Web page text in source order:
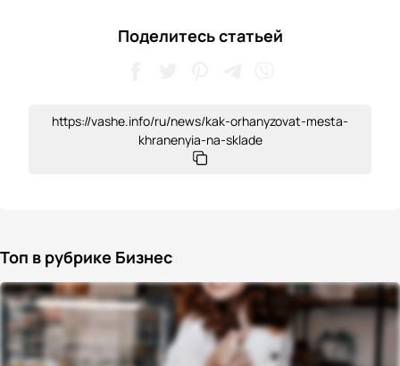
Поделитесь статьей
https://vashe.info/ru/news/kak-orhanyzovat-mesta-
khranenyia-na-sklade
Топ в рубрике Бизнес